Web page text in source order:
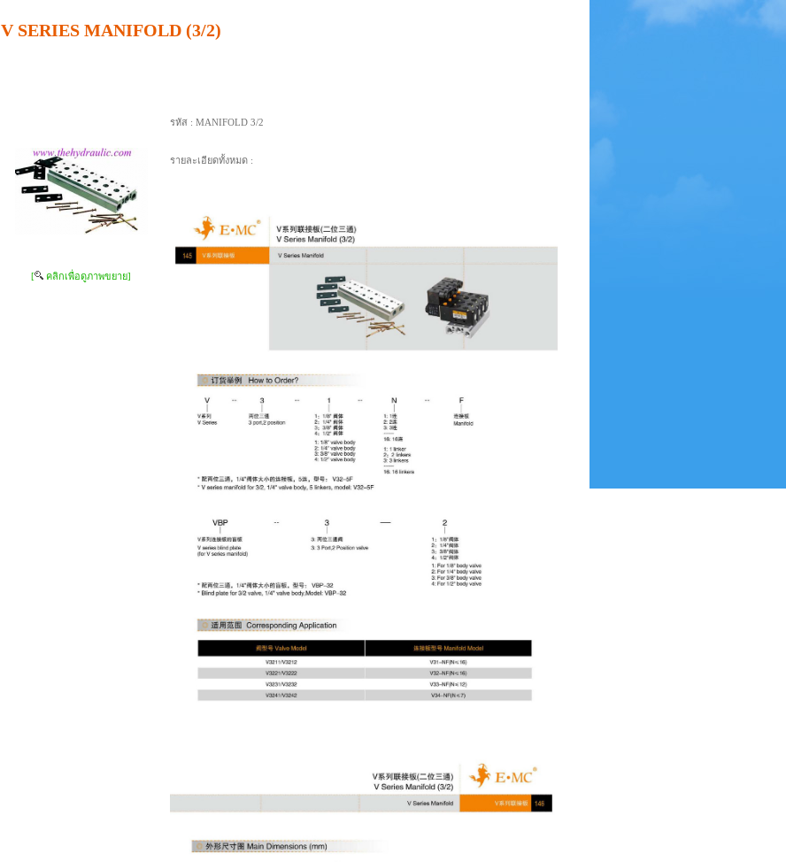
V SERIES MANIFOLD (3/2)
[ คลิกเพื่อดูภาพขยาย]
รหัส : MANIFOLD 3/2
รายละเอียดทั้งหมด :